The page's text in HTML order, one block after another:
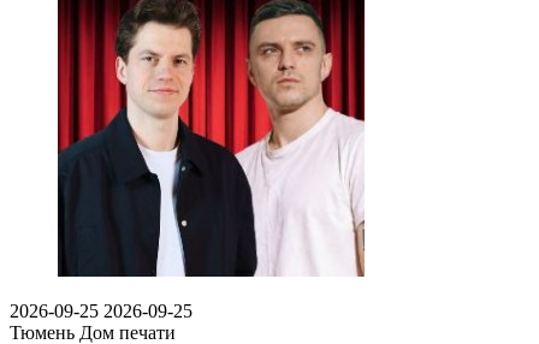
2026-09-25 2026-09-25
Тюмень Дом печати